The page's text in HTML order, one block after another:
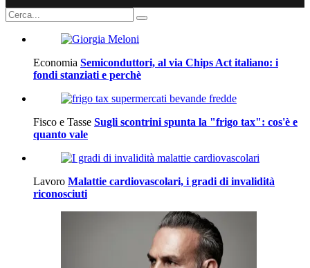
Economia Semiconduttori, al via Chips Act italiano: i
fondi stanziati e perchè
Fisco e Tasse Sugli scontrini spunta la "frigo tax": cos'è e
quanto vale
Lavoro Malattie cardiovascolari, i gradi di invalidità
riconosciuti